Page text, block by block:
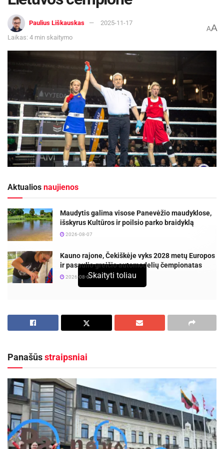
Paulius Liškauskas
2025-11-17
Laikas: 4 min skaitymo
AA
Aktualios naujienos
Maudytis galima visose Panevėžio maudyklose,
išskyrus Kultūros ir poilsio parko braidyklą
2026-08-07
Kauno rajone, Čekiškėje vyks 2028 metų Europos
ir pasaulio greičio automodelių čempionatas
2026-08-07
bokso suaugusiųjų čempionatas, subūręs 67
moterų. Varžybose dalyvavo ir šeši Panevėžio
sporto centro ugdytiniai, pademonstravę tvirtą
charakterį bei aukštą sportinį pasirengimą.
Geriausiai varžybose sekėsi Marijai
Šmakotinaitei, kuri 48 kg svorio kategorijoje
įveikusi šilutiškę priešininkę iškovojo pirmąją
vietą ir tapo Lietuvos čempione. Svorio
Skaityti toliau
Panašūsstraipsniai